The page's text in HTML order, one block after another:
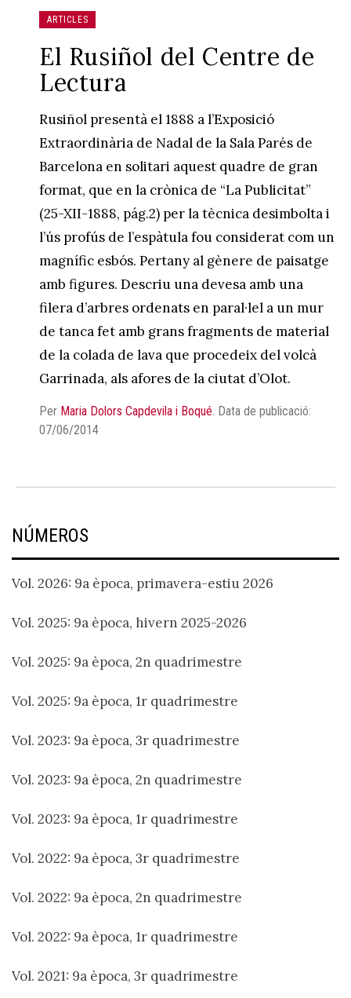
ARTICLES
El Rusiñol del Centre de
Lectura
Rusiñol presentà el 1888 a l’Exposició
Extraordinària de Nadal de la Sala Parés de
Barcelona en solitari aquest quadre de gran
format, que en la crònica de “La Publicitat”
(25-XII-1888, pág.2) per la tècnica desimbolta i
l’ús profús de l’espàtula fou considerat com un
magnífic esbós. Pertany al gènere de paisatge
amb figures. Descriu una devesa amb una
filera d’arbres ordenats en paral·lel a un mur
de tanca fet amb grans fragments de material
de la colada de lava que procedeix del volcà
Garrinada, als afores de la ciutat d’Olot.
Per Maria Dolors Capdevila i Boqué. Data de publicació:
07/06/2014
NÚMEROS
Vol. 2026: 9a època, primavera-estiu 2026
Vol. 2025: 9a època, hivern 2025-2026
Vol. 2025: 9a època, 2n quadrimestre
Vol. 2025: 9a època, 1r quadrimestre
Vol. 2023: 9a època, 3r quadrimestre
Vol. 2023: 9a època, 2n quadrimestre
Vol. 2023: 9a època, 1r quadrimestre
Vol. 2022: 9a època, 3r quadrimestre
Vol. 2022: 9a època, 2n quadrimestre
Vol. 2022: 9a època, 1r quadrimestre
Vol. 2021: 9a època, 3r quadrimestre